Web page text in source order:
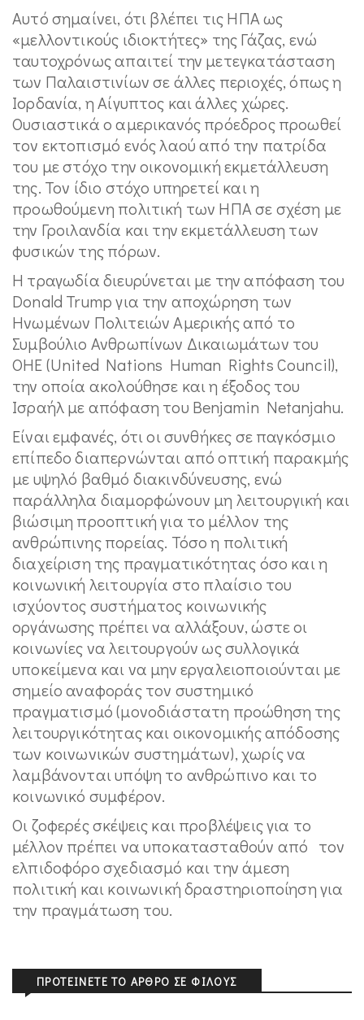
Αυτό σημαίνει, ότι βλέπει τις ΗΠΑ ως
«μελλοντικούς ιδιοκτήτες» της Γάζας, ενώ
ταυτοχρόνως απαιτεί την μετεγκατάσταση
των Παλαιστινίων σε άλλες περιοχές, όπως η
Ιορδανία, η Αίγυπτος και άλλες χώρες.
Ουσιαστικά ο αμερικανός πρόεδρος προωθεί
τον εκτοπισμό ενός λαού από την πατρίδα
του με στόχο την οικονομική εκμετάλλευση
της. Τον ίδιο στόχο υπηρετεί και η
προωθούμενη πολιτική των ΗΠΑ σε σχέση με
την Γροιλανδία και την εκμετάλλευση των
φυσικών της πόρων.
Η τραγωδία διευρύνεται με την απόφαση του
Donald Trump για την αποχώρηση των
Ηνωμένων Πολιτειών Αμερικής από το
Συμβούλιο Ανθρωπίνων Δικαιωμάτων του
ΟΗΕ (United Nations Human Rights Council),
την οποία ακολούθησε και η έξοδος του
Ισραήλ με απόφαση του Benjamin Netanjahu.
Είναι εμφανές, ότι οι συνθήκες σε παγκόσμιο
επίπεδο διαπερνώνται από οπτική παρακμής
με υψηλό βαθμό διακινδύνευσης, ενώ
παράλληλα διαμορφώνουν μη λειτουργική και
βιώσιμη προοπτική για το μέλλον της
ανθρώπινης πορείας. Τόσο η πολιτική
διαχείριση της πραγματικότητας όσο και η
κοινωνική λειτουργία στο πλαίσιο του
ισχύοντος συστήματος κοινωνικής
οργάνωσης πρέπει να αλλάξουν, ώστε οι
κοινωνίες να λειτουργούν ως συλλογικά
υποκείμενα και να μην εργαλειοποιούνται με
σημείο αναφοράς τον συστημικό
πραγματισμό (μονοδιάστατη προώθηση της
λειτουργικότητας και οικονομικής απόδοσης
των κοινωνικών συστημάτων), χωρίς να
λαμβάνονται υπόψη το ανθρώπινο και το
κοινωνικό συμφέρον.
Οι ζοφερές σκέψεις και προβλέψεις για το
μέλλον πρέπει να υποκατασταθούν από τον
ελπιδοφόρο σχεδιασμό και την άμεση
πολιτική και κοινωνική δραστηριοποίηση για
την πραγμάτωση του.
ΠΡΟΤΕΊΝΕΤΕ ΤΟ ΆΡΘΡΟ ΣΕ ΦΊΛΟΥΣ